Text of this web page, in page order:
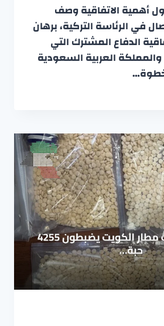
أهمية الاتفاقية وصف
في الرئاسة التركية، برهان
الدفاع المشترك التي
والمملكة العربية السعودية